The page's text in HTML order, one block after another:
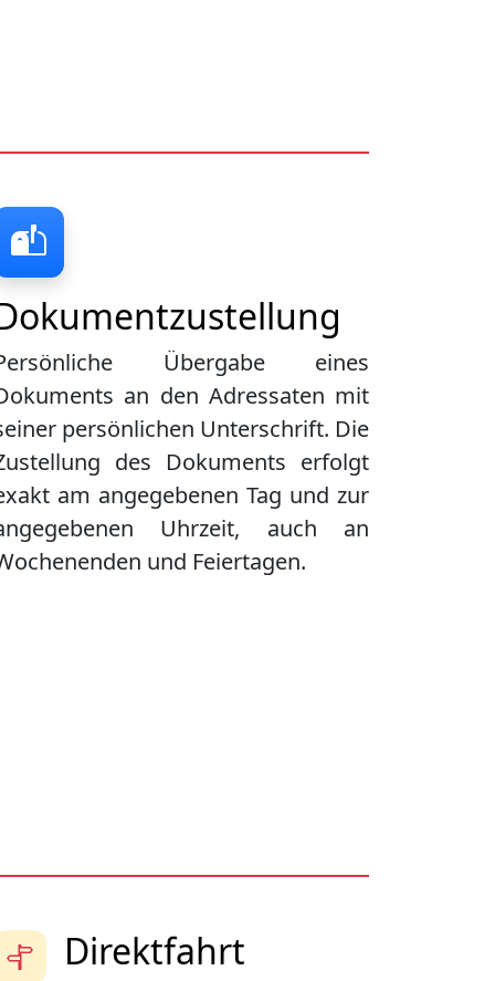
Übergabe eines
an den Adressaten mit
persönlichen Unterschrift. Die
des Dokuments erfolgt
am angegebenen Tag und zur
Uhrzeit, auch an
und Feiertagen.
Direktfahrt